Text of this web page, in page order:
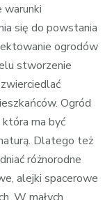
warunki
się do powstania
ogrodów
stworzenie
Ogród
ma być
Dlatego też
różnorodne
alejki spacerowe